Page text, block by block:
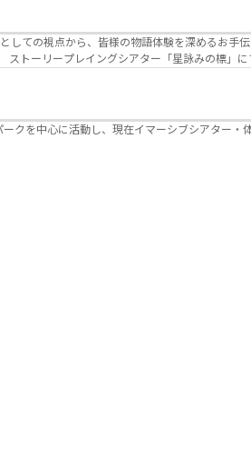
舗》 ★ Lanbelysma -ランビリズマ- (代表・制作・
クを中心に活動し、現在イマーシブシアター・